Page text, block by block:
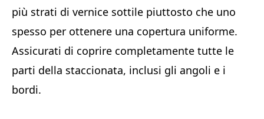
più strati di vernice sottile piuttosto che uno
spesso per ottenere una copertura uniforme.
Assicurati di coprire completamente tutte le
parti della staccionata, inclusi gli angoli e i
bordi.